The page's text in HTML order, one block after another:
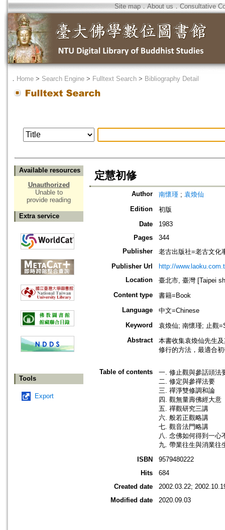
Site map．About us ． Consultative
． Home > Search Engine > Fulltext Search > Bibliography Detail
Available resources
Unauthorized
Unable to
provide reading
Extra service
Tools
Export
定慧初修
Author 南懷瑾 ; 袁煥仙
Edition
初版
Date
1983
Pages
344
Publisher
老古出版社=老古文化
Publisher Url
http://
Location
臺北市, 臺灣 [Taipei
Content type
書籍=Book
Language
中文=Chinese
Keyword
袁煥仙; 南懷瑾; 止觀
Abstract
本書收集袁煥仙先生
修行的方法，最適合
Table of contents
一. 修止觀與參話頭法
二. 修定與參禪法要
三. 禪淨雙修調和論
四. 觀無量壽佛經大意
五. 禪觀研究三講
六. 般若正觀略講
七. 觀音法門略講
八. 念佛如何得到一心
九. 帶業往生與消業往
ISBN
9579480222
Hits
684
Created date
2002.03.22;
Modified date
2020.09.03